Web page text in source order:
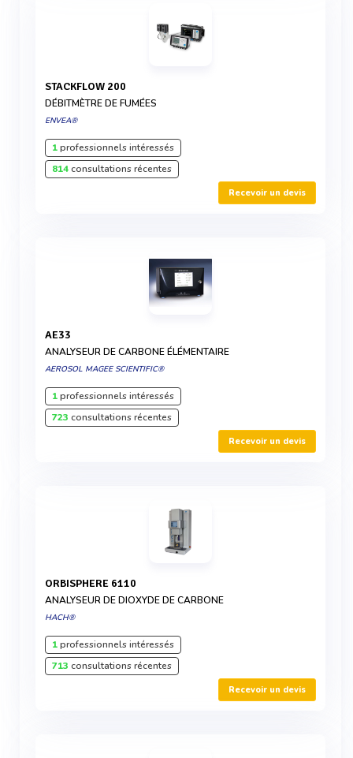
STACKFLOW 200
DÉBITMÈTRE DE FUMÉES
ENVEA®
1professionnels intéressés
814consultations récentes
Recevoir un devis
AE33
ANALYSEUR DE CARBONE ÉLÉMENTAIRE
AEROSOL MAGEE SCIENTIFIC®
1professionnels intéressés
723 consultations récentes
Recevoir un devis
ORBISPHERE 6110
ANALYSEUR DE DIOXYDE DE CARBONE
HACH®
1professionnels intéressés
713 consultations récentes
Recevoir un devis